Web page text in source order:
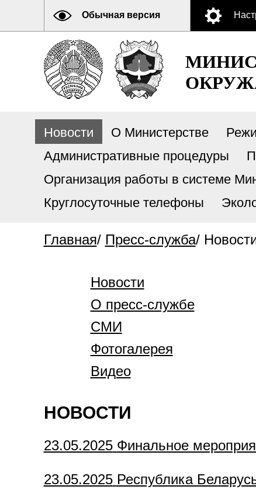
Обычная версия
Новости О Министерстве
Административные процедуры
Организация работы в системе
Круглосуточные телефоны
Главная/ Пресс-служба/
Новости
О пресс-службе
СМИ
Фотогалерея
Видео
НОВОСТИ
23.05.2025 Финальное
23.05.2025 Республика